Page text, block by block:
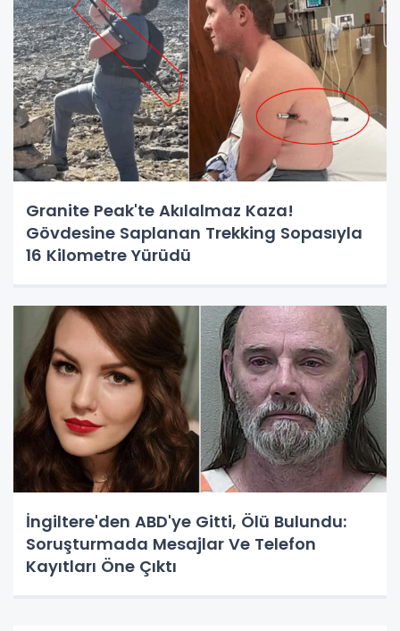
Granite Peak'te Akılalmaz Kaza!
Gövdesine Saplanan Trekking Sopasıyla
16 Kilometre Yürüdü
İngiltere'den ABD'ye Gitti, Ölü Bulundu:
Soruşturmada Mesajlar Ve Telefon
Kayıtları Öne Çıktı